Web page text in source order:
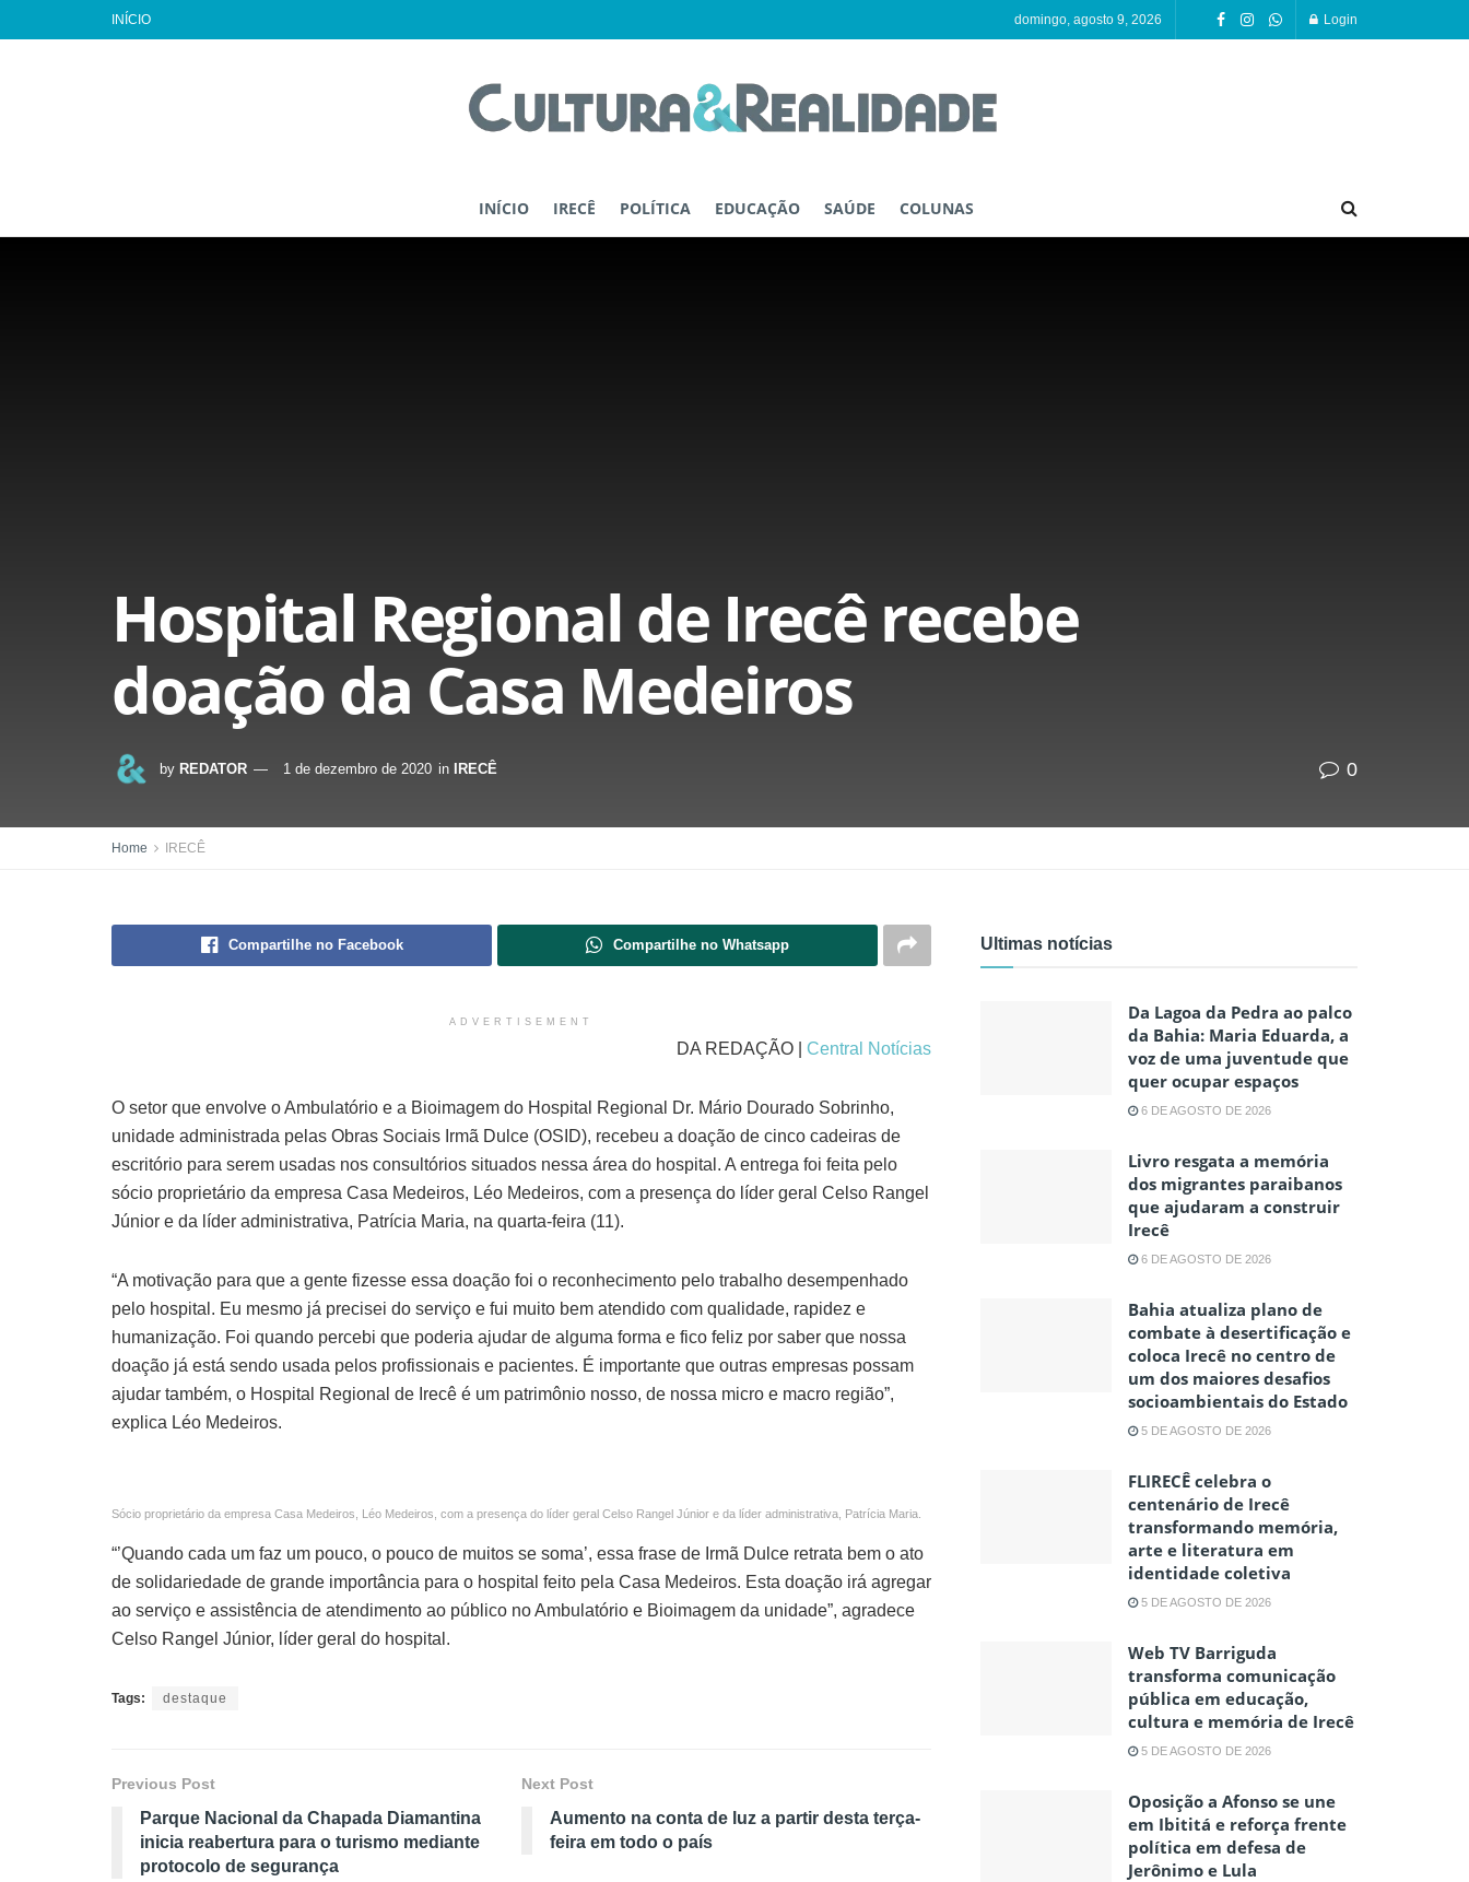
INÍCIO domingo, agosto 9, 2026 Login
INÍCIO IRECÊ POLÍTICA EDUCAÇÃO SAÚDE COLUNAS
Hospital Regional de Irecê recebe
doação da Casa Medeiros
by REDATOR 1 de dezembro de 2020 in IRECÊ 0
Home IRECÊ
Compartilhe no Facebook Compartilhe no Whatsapp
ADVERTISEMENT
DA REDAÇÃO | Central Notícias
O setor que envolve o Ambulatório e a Bioimagem do Hospital Regional Dr. Mário Dourado Sobrinho,
unidade administrada pelas Obras Sociais Irmã Dulce (OSID), recebeu a doação de cinco cadeiras de
escritório para serem usadas nos consultórios situados nessa área do hospital. A entrega foi feita pelo
sócio proprietário da empresa Casa Medeiros, Léo Medeiros, com a presença do líder geral Celso Rangel
Júnior e da líder administrativa, Patrícia Maria, na quarta-feira (11).
“A motivação para que a gente fizesse essa doação foi o reconhecimento pelo trabalho desempenhado
pelo hospital. Eu mesmo já precisei do serviço e fui muito bem atendido com qualidade, rapidez e
humanização. Foi quando percebi que poderia ajudar de alguma forma e fico feliz por saber que nossa
doação já está sendo usada pelos profissionais e pacientes. É importante que outras empresas possam
ajudar também, o Hospital Regional de Irecê é um patrimônio nosso, de nossa micro e macro região”,
explica Léo Medeiros.
Sócio proprietário da empresa Casa Medeiros, Léo Medeiros, com a presença do líder geral Celso Rangel Júnior e da líder administrativa, Patrícia Maria.
“’Quando cada um faz um pouco, o pouco de muitos se soma’, essa frase de Irmã Dulce retrata bem o ato
de solidariedade de grande importância para o hospital feito pela Casa Medeiros. Esta doação irá agregar
ao serviço e assistência de atendimento ao público no Ambulatório e Bioimagem da unidade”, agradece
Celso Rangel Júnior, líder geral do hospital.
Tags: destaque
Previous Post
Parque Nacional da Chapada Diamantina
inicia reabertura para o turismo mediante
protocolo de segurança
Next Post
Aumento na conta de luz a partir desta terça-
feira em todo o país
Ultimas notícias
Da Lagoa da Pedra ao palco
da Bahia: Maria Eduarda, a
voz de uma juventude que
quer ocupar espaços
6 DE AGOSTO DE 2026
Livro resgata a memória
dos migrantes paraibanos
que ajudaram a construir
Irecê
6 DE AGOSTO DE 2026
Bahia atualiza plano de
combate à desertificação e
coloca Irecê no centro de
um dos maiores desafios
socioambientais do Estado
5 DE AGOSTO DE 2026
FLIRECÊ celebra o
centenário de Irecê
transformando memória,
arte e literatura em
identidade coletiva
5 DE AGOSTO DE 2026
Web TV Barriguda
transforma comunicação
pública em educação,
cultura e memória de Irecê
5 DE AGOSTO DE 2026
Oposição a Afonso se une
em Ibititá e reforça frente
política em defesa de
Jerônimo e Lula